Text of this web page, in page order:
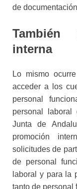
de
interna
Lo mismo
acceder a los
personal
personal
Junta de
promoción
solicitudes de
de personal
laboral y para la
tanto de personal